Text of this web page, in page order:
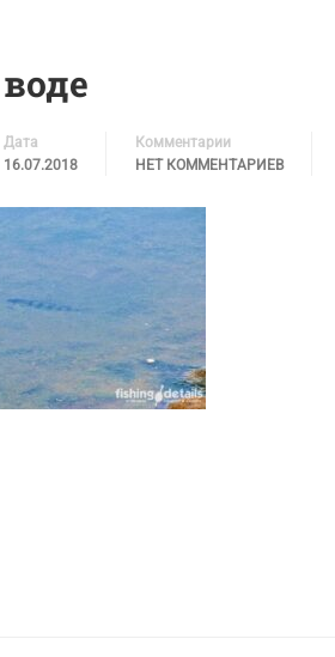
Дата
16.07.2018
Комментарии
НЕТ КОММЕНТАРИЕВ